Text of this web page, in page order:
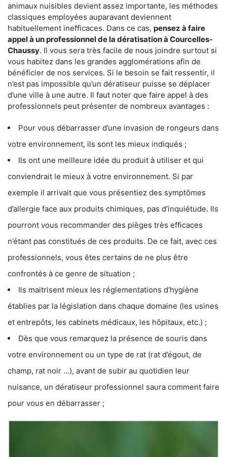
animaux nuisibles devient assez importante, les méthodes
classiques employées auparavant deviennent
habituellement inefficaces. Dans ce cas, pensez à faire
appel à un professionnel de la dératisation à Courcelles-
Chaussy. Il vous sera très facile de nous joindre surtout si
vous habitez dans les grandes agglomérations afin de
bénéficier de nos services. Si le besoin se fait ressentir, il
n’est pas impossible qu’un dératiseur puisse se déplacer
d’une ville à une autre. Il faut noter que faire appel à des
professionnels peut présenter de nombreux avantages :
Pour vous débarrasser d’une invasion de rongeurs dans
votre environnement, ils sont les mieux indiqués ;
Ils ont une meilleure idée du produit à utiliser et qui
conviendrait le mieux à votre environnement. Si par
exemple il arrivait que vous présentiez des symptômes
d’allergie face aux produits chimiques, pas d’inquiétude. Ils
pourront vous recommander des pièges très efficaces
n’étant pas constitués de ces produits. De ce fait, avec ces
professionnels, vous êtes certains de ne plus être
confrontés à ce genre de situation ;
Ils maitrisent mieux les réglementations d’hygiène
établies par la législation dans chaque domaine (les usines
et entrepôts, les cabinets médicaux, les hôpitaux, etc.) ;
Dès que vous remarquez la présence de souris dans
votre environnement ou un type de rat (rat d’égout, de
champ, rat noir …), avant de subir au quotidien leur
nuisance, un dératiseur professionnel saura comment faire
pour vous en débarrasser ;